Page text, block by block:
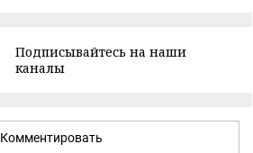
Подписывайтесь на наши
каналы
Комментировать